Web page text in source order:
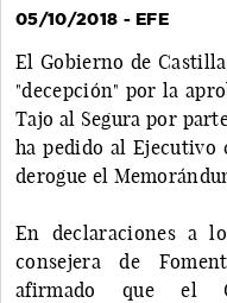
05/10/2018 - EFE
El Gobierno de
"decepción" por la
Tajo al Segura por
ha pedido al
derogue el
En declaraciones a
consejera de
afirmado que el